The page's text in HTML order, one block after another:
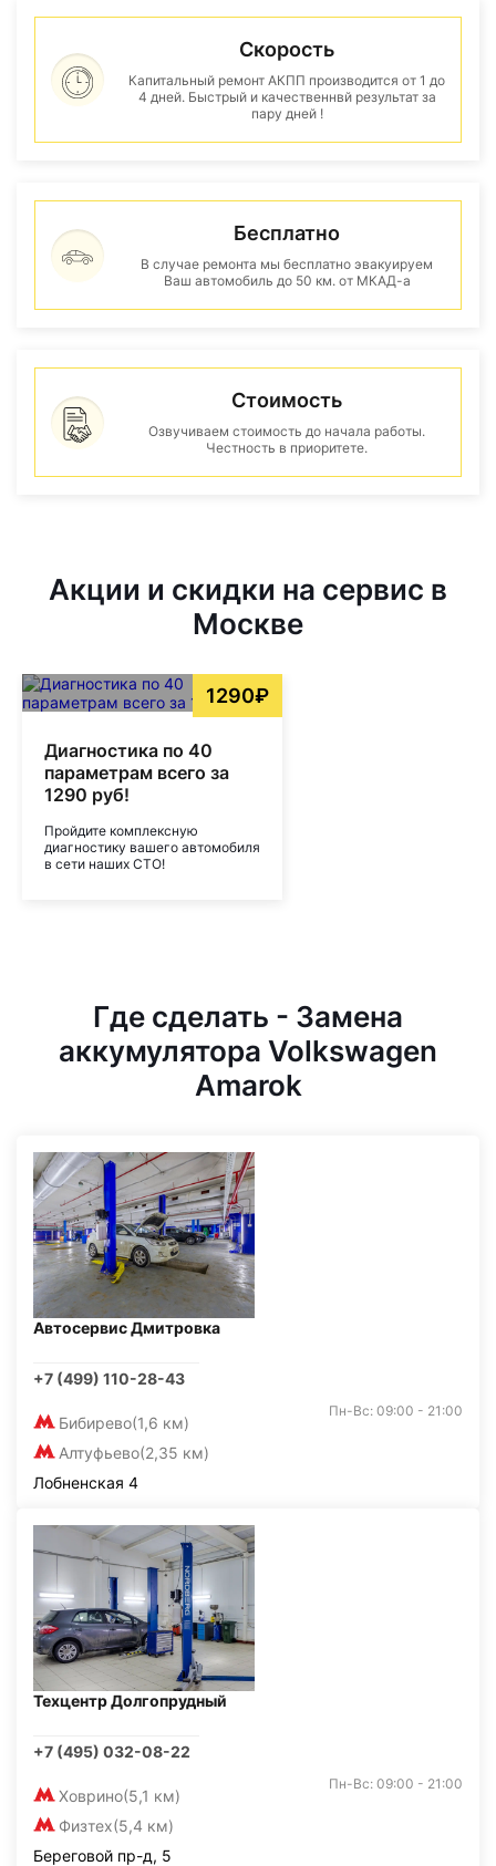
Скорость
Капитальный ремонт АКПП производится от 1 до
4 дней. Быстрый и качественнвй результат за
пару дней !
Бесплатно
В случае ремонта мы бесплатно эвакуируем
Ваш автомобиль до 50 км. от МКАД-а
Стоимость
Озвучиваем стоимость до начала работы.
Честность в приоритете.
Акции и скидки на сервис в
Москве
1290₽
Диагностика по 40
параметрам всего за
1290 руб!
Пройдите комплексную
диагностику вашего автомобиля
в сети наших СТО!
Где сделать - Замена
аккумулятора Volkswagen
Amarok
Автосервис Дмитровка
+7 (499) 110-28-43
Бибирево(1,6 км)
Алтуфьево(2,35 км)
Пн-Вс: 09:00 - 21:00
Лобненская 4
Техцентр Долгопрудный
+7 (495) 032-08-22
Ховрино(5,1 км)
Физтех(5,4 км)
Пн-Вс: 09:00 - 21:00
Береговой пр-д, 5